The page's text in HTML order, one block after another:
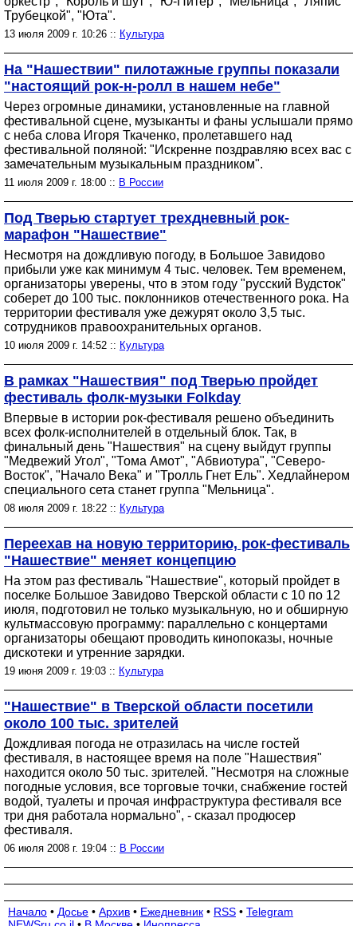
Трубецкой", "Юта".
13 июля 2009 г. 10:26 :: Культура
На "Нашествии" пилотажные группы показали
"настоящий рок-н-ролл в нашем небе"
Через огромные динамики, установленные на главной
фестивальной сцене, музыканты и фаны услышали прямо
с неба слова Игоря Ткаченко, пролетавшего над
фестивальной поляной: "Искренне поздравляю всех вас с
замечательным музыкальным праздником".
11 июля 2009 г. 18:00 :: В России
Под Тверью стартует трехдневный рок-
марафон "Нашествие"
Несмотря на дождливую погоду, в Большое Завидово
прибыли уже как минимум 4 тыс. человек. Тем временем,
организаторы уверены, что в этом году "русский Вудсток"
соберет до 100 тыс. поклонников отечественного рока. На
территории фестиваля уже дежурят около 3,5 тыс.
сотрудников правоохранительных органов.
10 июля 2009 г. 14:52 :: Культура
В рамках "Нашествия" под Тверью пройдет
фестиваль фолк-музыки Folkday
Впервые в истории рок-фестиваля решено объединить
всех фолк-исполнителей в отдельный блок. Так, в
финальный день "Нашествия" на сцену выйдут группы
"Медвежий Угол", "Тома Амот", "Абвиотура", "Северо-
Восток", "Начало Века" и "Тролль Гнет Ель". Хедлайнером
специального сета станет группа "Мельница".
08 июля 2009 г. 18:22 :: Культура
Переехав на новую территорию, рок-фестиваль
"Нашествие" меняет концепцию
На этом раз фестиваль "Нашествие", который пройдет в
поселке Большое Завидово Тверской области с 10 по 12
июля, подготовил не только музыкальную, но и обширную
культмассовую программу: параллельно с концертами
организаторы обещают проводить кинопоказы, ночные
дискотеки и утренние зарядки.
19 июня 2009 г. 19:03 :: Культура
"Нашествие" в Тверской области посетили
около 100 тыс. зрителей
Дождливая погода не отразилась на числе гостей
фестиваля, в настоящее время на поле "Нашествия"
находится около 50 тыс. зрителей. "Несмотря на сложные
погодные условия, все торговые точки, снабжение гостей
водой, туалеты и прочая инфраструктура фестиваля все
три дня работала нормально", - сказал продюсер
фестиваля.
06 июля 2008 г. 19:04 :: В России
Начало • Досье • Архив • Ежедневник • RSS • Telegram